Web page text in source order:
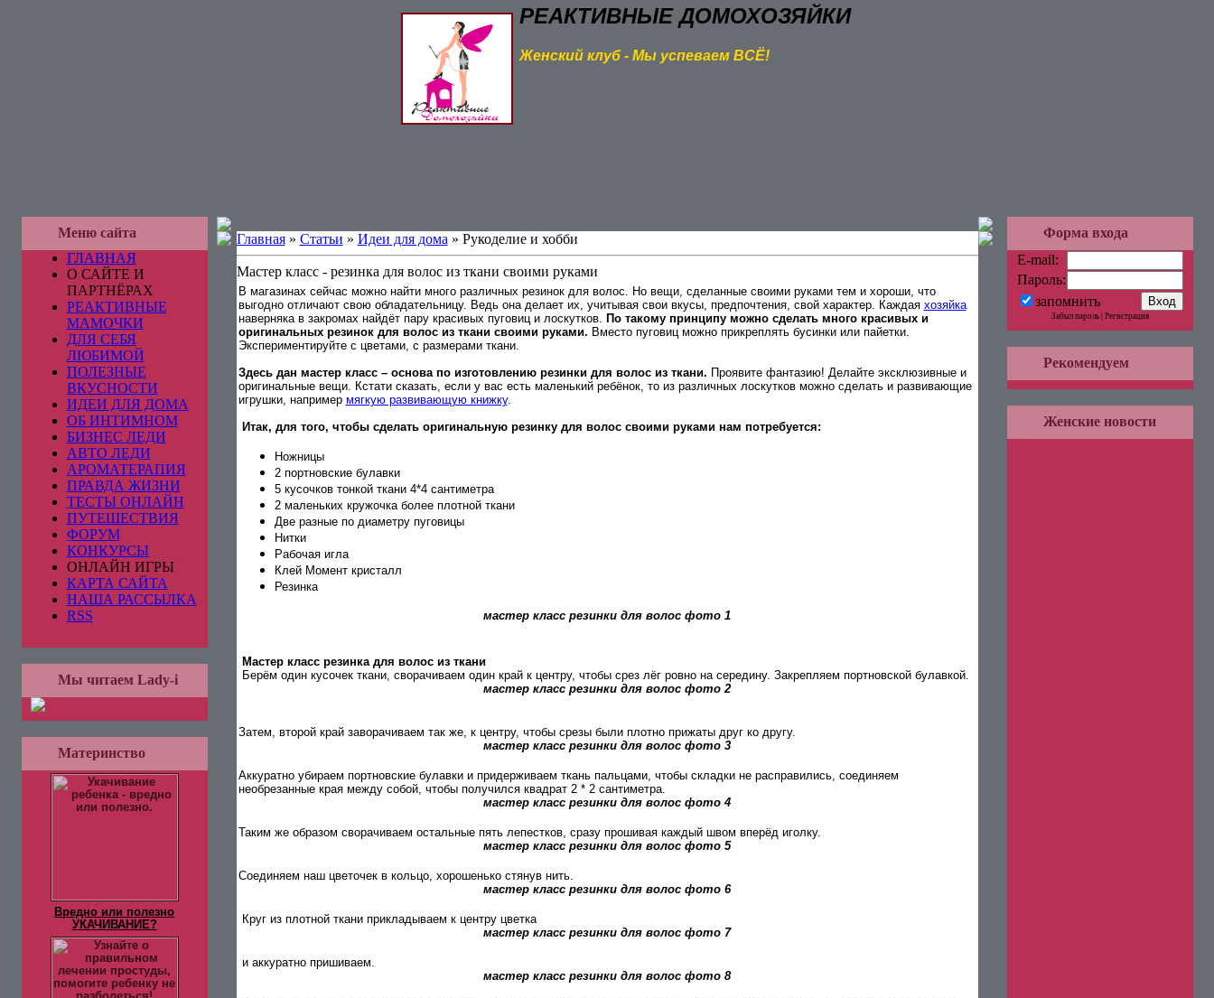
РЕАКТИВНЫЕ ДОМОХОЗЯЙКИ
Женский клуб - Мы успеваем ВСЁ!
Меню сайта
ГЛАВНАЯ
О САЙТЕ И
ПАРТНЁРАХ
РЕАКТИВНЫЕ
МАМОЧКИ
ДЛЯ СЕБЯ
ЛЮБИМОЙ
ПОЛЕЗНЫЕ
ВКУСНОСТИ
ИДЕИ ДЛЯ ДОМА
ОБ ИНТИМНОМ
БИЗНЕС ЛЕДИ
АВТО ЛЕДИ
АРОМАТЕРАПИЯ
ПРАВДА ЖИЗНИ
ТЕСТЫ ОНЛАЙН
ПУТЕШЕСТВИЯ
ФОРУМ
КОНКУРСЫ
ОНЛАЙН ИГРЫ
КАРТА САЙТА
НАША РАССЫЛКА
RSS
Мы читаем Lady-i
Материнство
Вредно или полезно
УКАЧИВАНИЕ?
Главная» Статьи » Идеи для дома » Рукоделие и хобби
Мастер класс - резинка для волос из ткани своими руками
В магазинах сейчас можно найти много различных резинок для волос. Но вещи, сделанные своими руками тем и хороши, что
выгодно отличают свою обладательницу. Ведь она делает их, учитывая свои вкусы, предпочтения, свой характер. Каждая хозяйка
наверняка в закромах найдёт пару красивых пуговиц и лоскутков. По такому принципу можно сделать много красивых и
оригинальных резинок для волос из ткани своими руками. Вместо пуговиц можно прикреплять бусинки или пайетки.
Экспериментируйте с цветами, с размерами ткани.
Здесь дан мастер класс – основа по изготовлению резинки для волос из ткани. Проявите фантазию! Делайте эксклюзивные и
оригинальные вещи. Кстати сказать, если у вас есть маленький ребёнок, то из различных лоскутков можно сделать и развивающие
игрушки, например мягкую развивающую книжку.
Итак, для того, чтобы сделать оригинальную резинку для волос своими руками нам потребуется:
Ножницы
2 портновские булавки
5 кусочков тонкой ткани 4*4 сантиметра
2 маленьких кружочка более плотной ткани
Две разные по диаметру пуговицы
Нитки
Рабочая игла
Клей Момент кристалл
Резинка
мастер класс резинки для волос фото 1
Мастер класс резинка для волос из ткани
Берём один кусочек ткани, сворачиваем один край к центру, чтобы срез лёг ровно на середину. Закрепляем портновской булавкой.
мастер класс резинки для волос фото 2
Затем, второй край заворачиваем так же, к центру, чтобы срезы были плотно прижаты друг ко другу.
мастер класс резинки для волос фото 3
Аккуратно убираем портновские булавки и придерживаем ткань пальцами, чтобы складки не расправились, соединяем
необрезанные края между собой, чтобы получился квадрат 2 * 2 сантиметра.
мастер класс резинки для волос фото 4
Таким же образом сворачиваем остальные пять лепестков, сразу прошивая каждый швом вперёд иголку.
мастер класс резинки для волос фото 5
Соединяем наш цветочек в кольцо, хорошенько стянув нить.
мастер класс резинки для волос фото 6
Круг из плотной ткани прикладываем к центру цветка
мастер класс резинки для волос фото 7
и аккуратно пришиваем.
мастер класс резинки для волос фото 8
Форма входа
E-mail:
Пароль:
запомнить
Забыл пароль | Регистрация
Рекомендуем
Женские новости